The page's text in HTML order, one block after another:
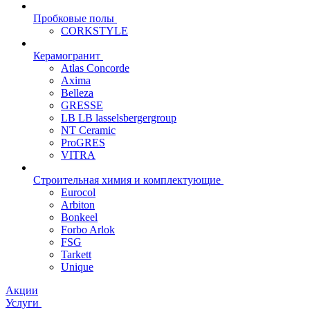
Пробковые полы
CORKSTYLE
Керамогранит
Atlas Concorde
Axima
Belleza
GRESSE
LB LB lasselsbergergroup
NT Ceramic
ProGRES
VITRA
Строительная химия и комплектующие
Eurocol
Arbiton
Bonkeel
Forbo Arlok
FSG
Tarkett
Unique
Акции
Услуги